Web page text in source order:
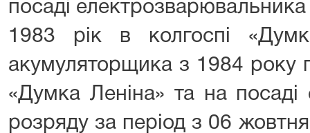
посаді
1983 рік в колгоспі
акумуляторщика з 1984 року
«Думка Леніна» та на посаді
розряду за період з 06